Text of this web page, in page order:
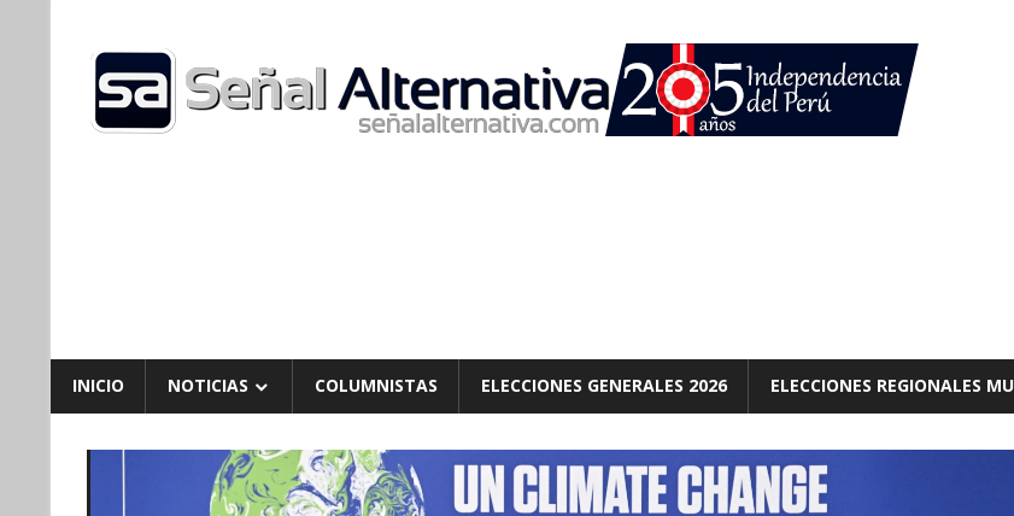
content
INICIO NOTICIAS COLUMNISTAS ELECCIONES GENERALES 2026 ELECCIONES REGIONALES